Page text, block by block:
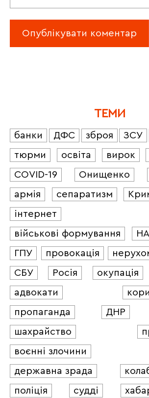
ТЕМИ
банки ДФС зброя ЗСУ
тюрми
освіта вирок
COVID-19
Онищенко
армія
сепаратизм
інтернет
військові формування
ГПУ
провокація
СБУ
Росія окупація
адвокати
пропаганда
ДНР
шахрайство
воєнні злочини
державна зрада
поліція
судді